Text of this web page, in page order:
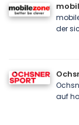
der
auf